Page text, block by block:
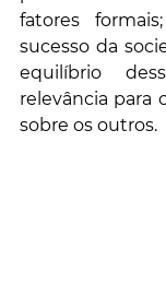
fatores
sucesso da
equilíbrio
relevância para
sobre os outros.